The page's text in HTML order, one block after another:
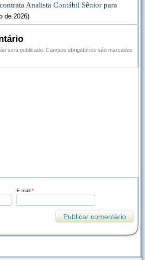
Analista Contábil Sênior para
de 2026)
será publicado. Campos obrigatórios são marcados
E-mail *